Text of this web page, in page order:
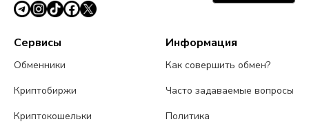
Сервисы
Обменники
Криптобиржи
Криптокошельки
Информация
Как совершить обмен?
Часто задаваемые вопросы
Политика